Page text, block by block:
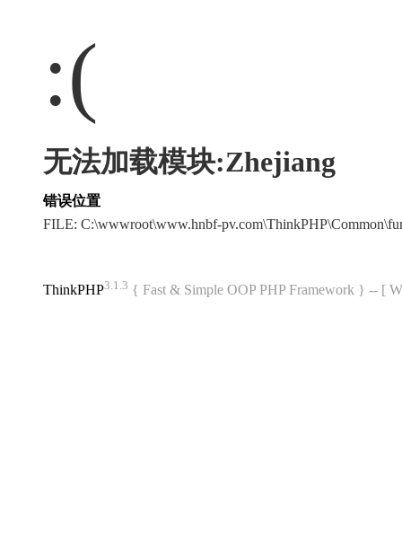
:(
无法加载模块:Zhejiang
错误位置
FILE: C:\wwwroot\www.hnbf-
ThinkPHP3.1.3 { Fast & Simple OOP PHP Framework } -- [